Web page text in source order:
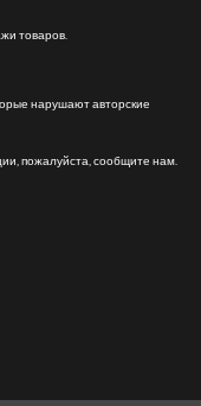
товаров.
нарушают авторские
пожалуйста, сообщите нам.